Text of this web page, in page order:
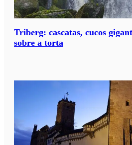
Triberg: cascatas, cucos
sobre a torta